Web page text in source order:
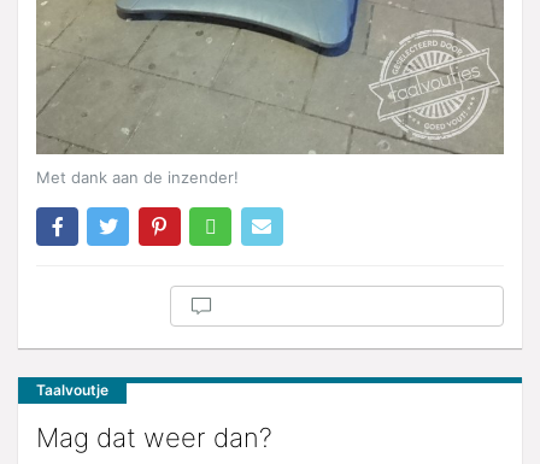
Met dank aan de inzender!
Taalvoutje
Mag dat weer dan?